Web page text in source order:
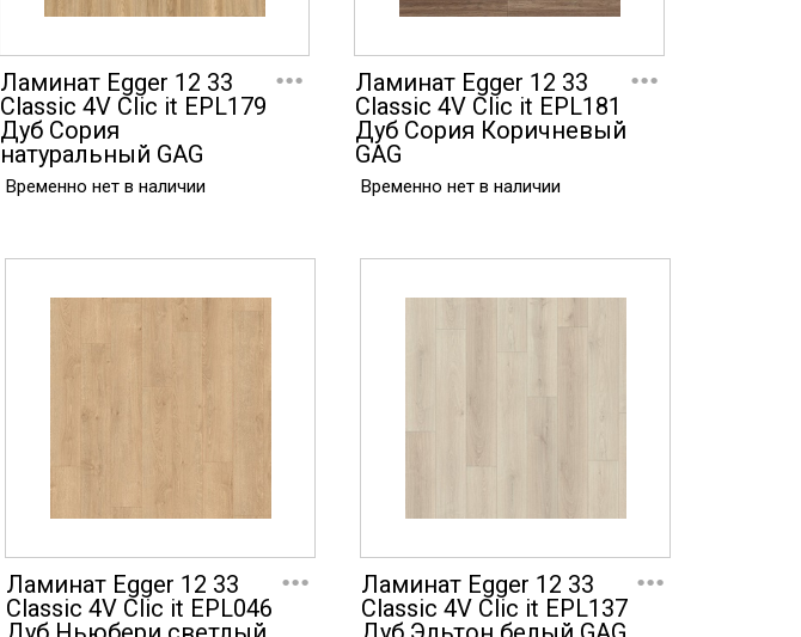
Ламинат Egger 12 33
Classic 4V Clic it EPL179
Дуб Сория
натуральный GAG
...
Временно нет в наличии
Ламинат Egger 12 33
Classic 4V Clic it EPL181
Дуб Сория Коричневый
GAG
...
Временно нет в наличии
Ламинат Egger 12 33
Classic 4V Clic it EPL046
...
Ламинат Egger 12 33
Classic 4V Clic it EPL137
...